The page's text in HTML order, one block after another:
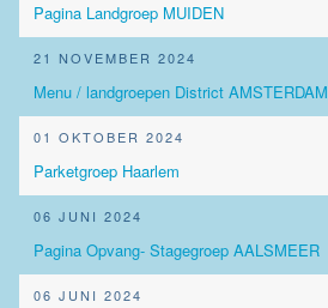
Pagina Landgroep MUIDEN
21 NOVEMBER 2024
Menu / landgroepen District AMSTERDAM
01 OKTOBER 2024
Parketgroep Haarlem
06 JUNI 2024
Pagina Opvang- Stagegroep AALSMEER
06 JUNI 2024